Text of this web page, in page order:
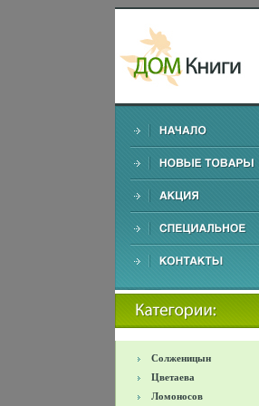
Солженицын
Цветаева
Ломоносов